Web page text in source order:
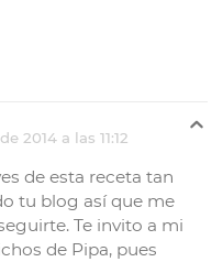
2014 a las 11:12
de esta receta tan
tu blog así que me
Te invito a mi
de Pipa, pues